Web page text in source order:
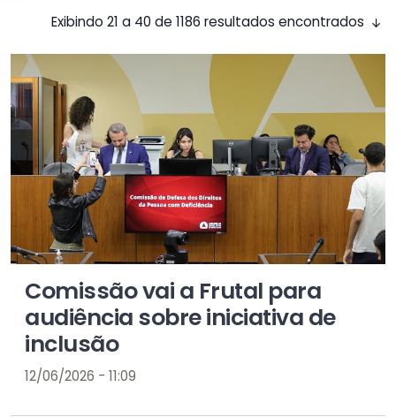
Exibindo 21 a 40 de 1186 resultados encontrados
Comissão vai a Frutal para
audiência sobre iniciativa de
inclusão
12/06/2026 - 11:09